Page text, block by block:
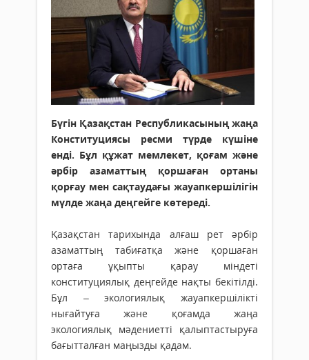
Бүгін Қазақстан Республикасының жаңа
Конституциясы ресми түрде күшіне
енді. Бұл құжат мемлекет, қоғам және
әрбір азаматтың қоршаған ортаны
қорғау мен сақтаудағы жауапкершілігін
мүлде жаңа деңгейге көтереді.
Қазақстан тарихында алғаш рет әрбір
азаматтың табиғатқа және қоршаған
ортаға ұқыпты қарау міндеті
конституциялық деңгейде нақты бекітілді.
Бұл – экологиялық жауапкершілікті
нығайтуға және қоғамда жаңа
экологиялық мәдениетті қалыптастыруға
бағытталған маңызды қадам.